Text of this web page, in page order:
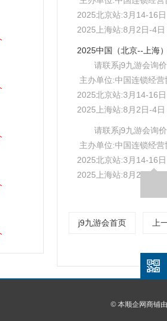
2025北京站:3月14-16
2025上海站:8月2日-4
请联系j9九游会询价
主办单位:中国连锁经营
2025北京站:3月14-16
2025上海站:8月2日-4
请联系j9九游会询价
主办单位:中国连锁经营
2025北京站:3月14-16
2025上海站:8月2日-4
j9九游会首页 上
© 本顺企网商铺由